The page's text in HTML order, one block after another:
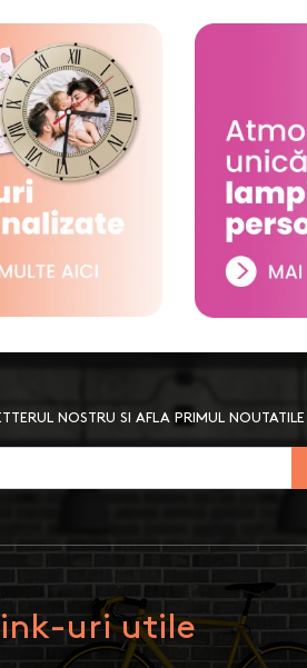
NOSTRU SI AFLA PRIMUL
uri utile